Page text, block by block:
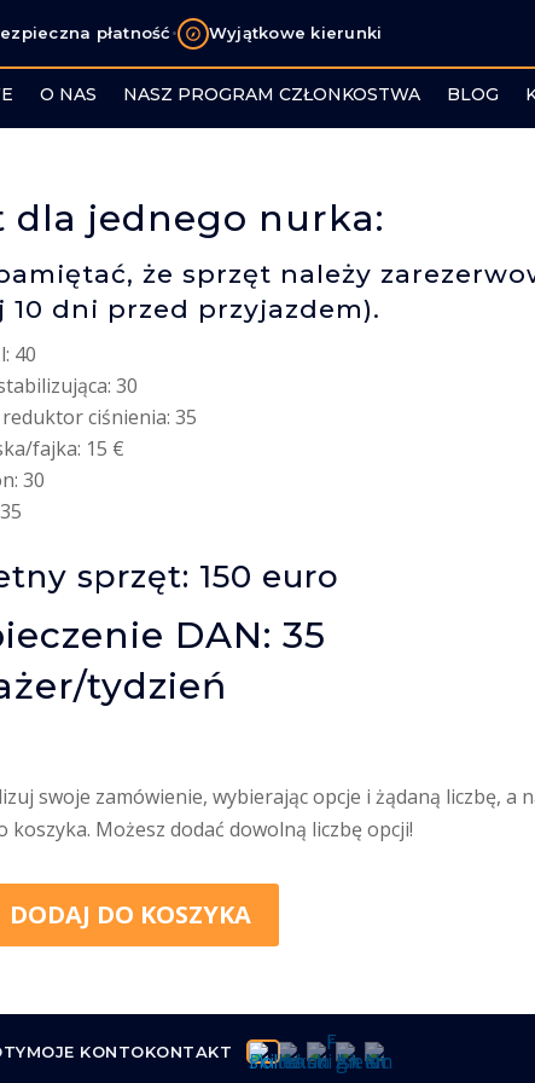
płatność• Wyjątkowe kierunki
O NAS NASZ PROGRAM CZŁONKOSTWA BLOG
dla jednego nurka:
że sprzęt należy
10 dni przed przyjazdem).
40
30
ciśnienia: 35
fajka: 15 €
30
sprzęt: 150 euro
DAN: 35
tydzień
swoje zamówienie, wybierając opcje i żądaną liczbę, a
koszyka. Możesz dodać dowolną liczbę opcji!
DODAJ DO KOSZYKA
MOJE KONTOKONTAKT